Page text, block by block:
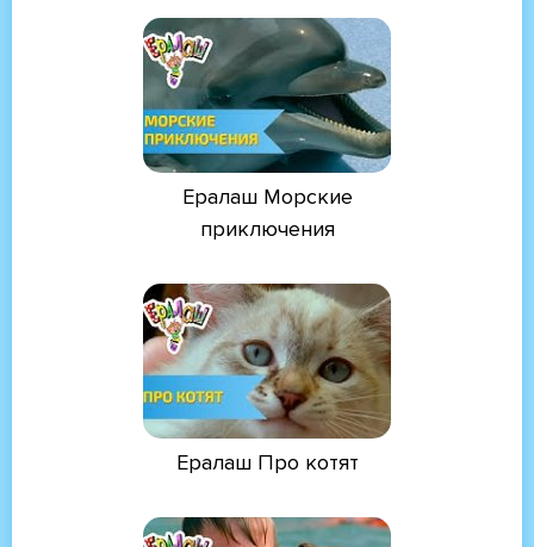
Ералаш Морские
приключения
Ералаш Про котят